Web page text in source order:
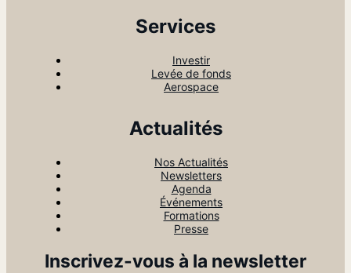
Services
Investir
Levée de fonds
Aerospace
Actualités
Nos Actualités
Newsletters
Agenda
Événements
Formations
Presse
Inscrivez-vous à la newsletter